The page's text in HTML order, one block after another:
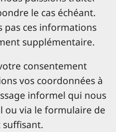
le cas échéant.
pas ces informations
supplémentaire.
consentement
vos coordonnées à
informel qui nous
ou via le formulaire de